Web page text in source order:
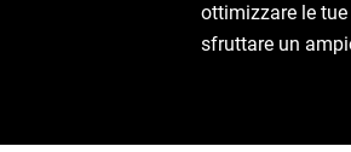
ottimizzare le
sfruttare un